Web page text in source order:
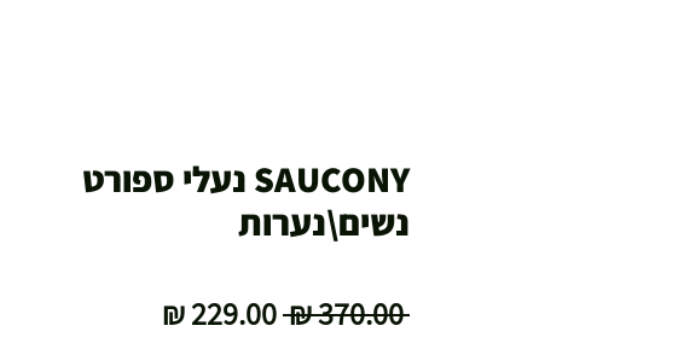
SAUCONY נעלי ספורט
נשים\נערות
‏370.00 ‏₪
מחיר